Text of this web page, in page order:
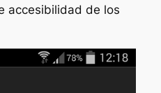
accesibilidad de los